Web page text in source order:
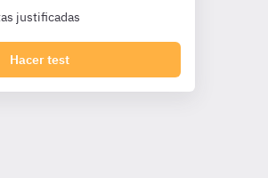
justificadas
Hacer test